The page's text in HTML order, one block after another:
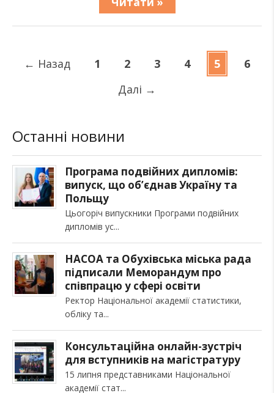
← Назад 1 2 3 4 5
6
Далі →
Останні новини
Програма подвійних дипломів:
випуск, що об’єднав Україну та
Польщу
Цьогоріч випускники Програми подвійних
дипломів ус
НАСОА та Обухівська міська рада
підписали Меморандум про
співпрацю у сфері освіти
Ректор Національної академії статистики,
обліку та
Консультаційна онлайн-зустріч
для вступників на магістратуру
15 липня представниками Національної
академії стат